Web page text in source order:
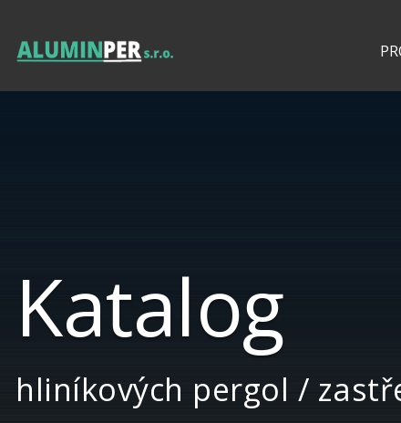
Katalog
hliníkových pergol /